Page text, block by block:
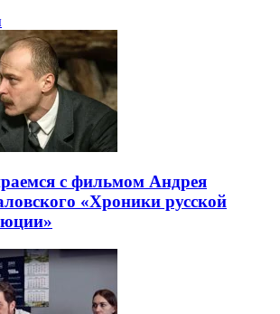
с фильмом Андрея
«Хроники русской